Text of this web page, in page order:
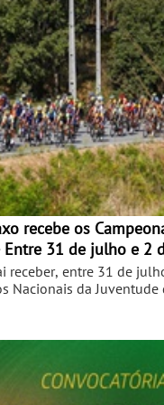
Entre 31 de julho e 2
receber, entre 31 de
Nacionais da Juventude
ciclistas
de contrarrelógio e
15), cadetes (sub-17)
individuais. As cadetes
às 15h30, seguindo-